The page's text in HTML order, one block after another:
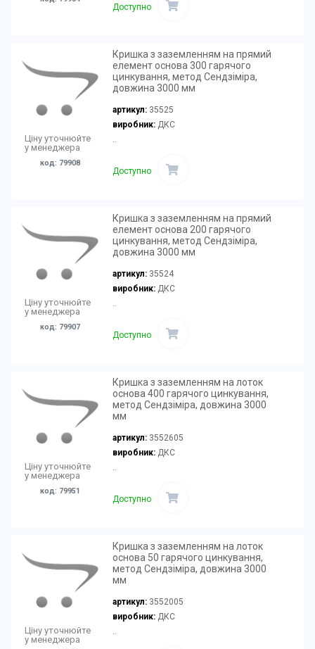
Доступно
Ціну уточнюйте
у менеджера
код: 79908
Кришка з заземленням на прямий
елемент основа 300 гарячого
цинкування, метод Сендзіміра,
довжина 3000 мм
артикул: 35525
виробник:ДКС
..
Доступно
Ціну уточнюйте
у менеджера
код: 79907
Кришка з заземленням на прямий
елемент основа 200 гарячого
цинкування, метод Сендзіміра,
довжина 3000 мм
артикул: 35524
виробник:ДКС
..
Доступно
Ціну уточнюйте
у менеджера
код: 79951
Кришка з заземленням на лоток
основа 400 гарячого цинкування,
метод Сендзіміра, довжина 3000
мм
артикул: 3552605
виробник:ДКС
..
Доступно
Ціну уточнюйте
у менеджера
Кришка з заземленням на лоток
основа 50 гарячого цинкування,
метод Сендзіміра, довжина 3000
мм
артикул: 3552005
виробник:ДКС
..